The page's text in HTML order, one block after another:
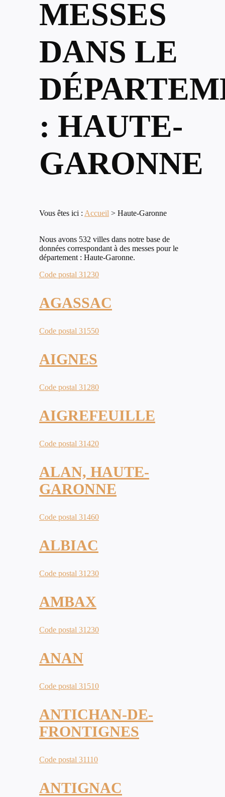
MESSES
DANS LE
: HAUTE-
GARONNE
Vous êtes ici : Accueil > Haute-Garonne
Nous avons 532 villes dans notre base de
données correspondant à des messes pour le
département : Haute-Garonne.
Code postal 31230
AGASSAC
Code postal 31550
AIGNES
Code postal 31280
AIGREFEUILLE
Code postal 31420
ALAN, HAUTE-
GARONNE
Code postal 31460
ALBIAC
Code postal 31230
AMBAX
Code postal 31230
ANAN
Code postal 31510
ANTICHAN-DE-
FRONTIGNES
Code postal 31110
ANTIGNAC